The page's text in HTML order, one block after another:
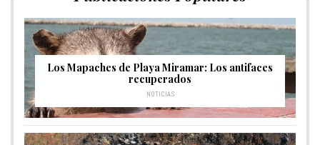
Los Mapaches de Playa Miramar: Los antifaces
recuperados
NOTICIAS